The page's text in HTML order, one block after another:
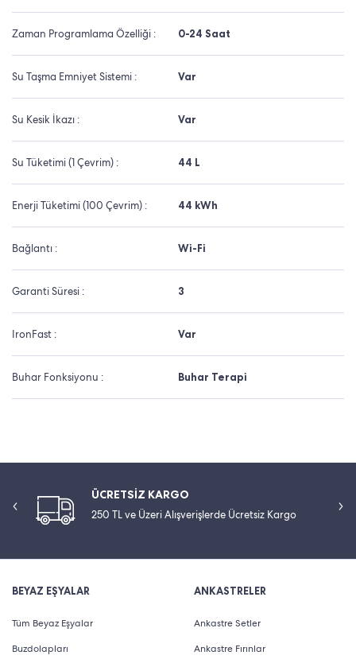
Zaman Programlama Özelliği : 0-24 Saat
Su Taşma Emniyet Sistemi : Var
Su Kesik İkazı : Var
Su Tüketimi (1 Çevrim) : 44 L
Enerji Tüketimi (100 Çevrim) : 44 kWh
Bağlantı : Wi-Fi
Garanti Süresi : 3
IronFast : Var
Buhar Fonksiyonu : Buhar Terapi
ÜCRETSİZ KARGO
250 TL ve Üzeri Alışverişlerde Ücretsiz Kargo
BEYAZ EŞYALAR
Tüm Beyaz Eşyalar
Buzdolapları
ANKASTRELER
Ankastre Setler
Ankastre Fırınlar